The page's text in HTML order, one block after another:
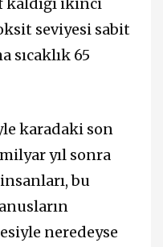
ikinci
seviyesi sabit
sıcaklık 65
karadaki son
yıl sonra
bu
neredeyse